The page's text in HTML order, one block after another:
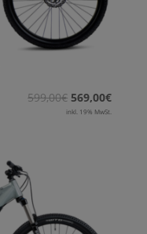
599,00€ 569,00€
inkl. 19% MwSt.